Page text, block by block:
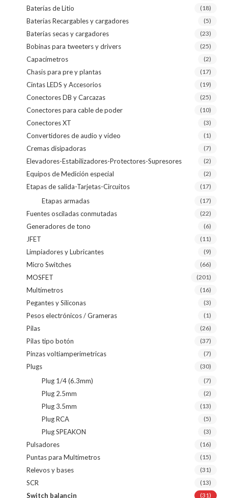
Baterías de Litio (18)
Baterías Recargables y cargadores (5)
Baterías secas y cargadores (23)
Bobinas para tweeters y drivers (25)
Capacímetros (2)
Chasis para pre y plantas (17)
Cintas LEDS y Accesorios (19)
Conectores DB y Carcazas (25)
Conectores para cable de poder (10)
Conectores XT (3)
Convertidores de audio y video (1)
Cremas disipadoras (7)
Elevadores-Estabilizadores-Protectores-Supresores (2)
Equipos de Medición especial (2)
Etapas de salida-Tarjetas-Circuitos (17)
Etapas armadas (17)
Fuentes osciladas conmutadas (22)
Generadores de tono (6)
JFET (11)
Limpiadores y Lubricantes (9)
Micro Switches (66)
MOSFET (201)
Multímetros (16)
Pegantes y Siliconas (3)
Pesos electrónicos / Grameras (1)
Pilas (26)
Pilas tipo botón (37)
Pinzas voltiamperimetricas (7)
Plugs (30)
Plug 1/4 (6.3mm) (7)
Plug 2.5mm (2)
Plug 3.5mm (13)
Plug RCA (5)
Plug SPEAKON (3)
Pulsadores (16)
Puntas para Multímetros (15)
Relevos y bases (31)
SCR (13)
Switch balancin (31)